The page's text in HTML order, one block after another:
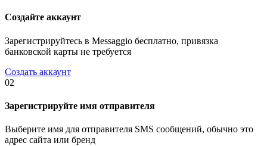
Создайте аккаунт
Зарегистрируйтесь в Messaggio бесплатно, привязка
банковской карты не требуется
Создать аккаунт
02
Зарегистрируйте имя отправителя
Выберите имя для отправителя SMS сообщений, обычно это
адрес сайта или бренд